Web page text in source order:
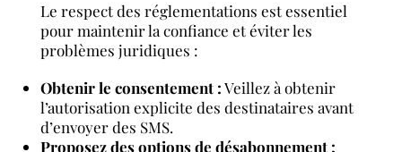
Le respect des réglementations est essentiel
pour maintenir la confiance et éviter les
problèmes juridiques :
Obtenir le consentement :Veillez à obtenir
l’autorisation explicite des destinataires avant
d’envoyer des SMS.
Proposez des options de désabonnement :